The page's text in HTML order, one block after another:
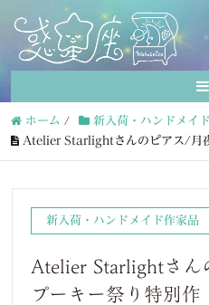
ホーム / 新入荷・ハンドメイ
Atelier Starlightさんのピアス/月
新入荷・ハンドメイド作家品
Atelier Starlightさん
プーキー祭り特別作